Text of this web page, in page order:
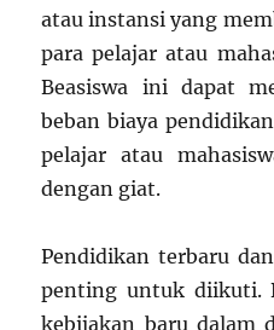
atau instansi yang
para pelajar atau
Beasiswa ini dapat
beban biaya
pelajar atau
dengan giat.
Pendidikan terbaru
penting untuk diikuti.
kebijakan baru dalam